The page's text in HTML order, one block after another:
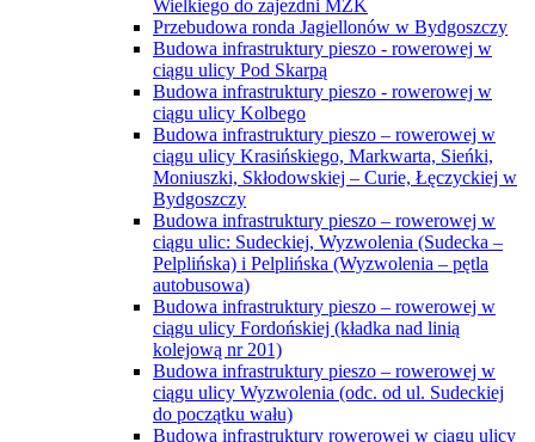
Wielkiego do zajezdni MZK
Przebudowa ronda Jagiellonów w Bydgoszczy
Budowa infrastruktury pieszo - rowerowej w
ciągu ulicy Pod Skarpą
Budowa infrastruktury pieszo - rowerowej w
ciągu ulicy Kolbego
Budowa infrastruktury pieszo – rowerowej w
ciągu ulicy Krasińskiego, Markwarta, Sieńki,
Moniuszki, Skłodowskiej – Curie, Łęczyckiej w
Bydgoszczy
Budowa infrastruktury pieszo – rowerowej w
ciągu ulic: Sudeckiej, Wyzwolenia (Sudecka –
Pelplińska) i Pelplińska (Wyzwolenia – pętla
autobusowa)
Budowa infrastruktury pieszo – rowerowej w
ciągu ulicy Fordońskiej (kładka nad linią
kolejową nr 201)
Budowa infrastruktury pieszo – rowerowej w
ciągu ulicy Wyzwolenia (odc. od ul. Sudeckiej
do początku wału)
Budowa infrastruktury rowerowej w ciągu ulicy